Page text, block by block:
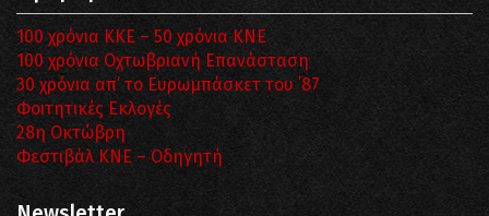
100 χρόνια ΚΚΕ – 50 χρόνια ΚΝΕ
100 χρόνια Οχτωβριανή Επανάσταση
30 χρόνια απ’ το Ευρωμπάσκετ του ΄87
Φοιτητικές Εκλογές
28η Οκτώβρη
Φεστιβάλ ΚΝΕ – Οδηγητή